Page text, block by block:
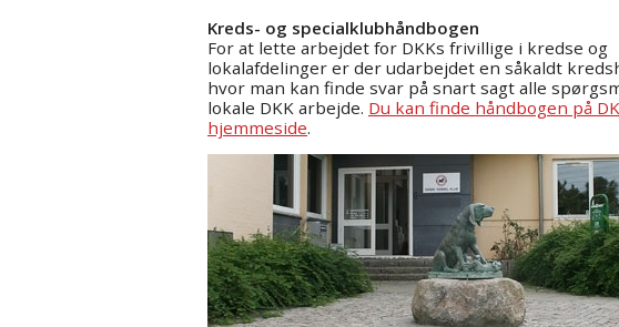
Kreds- og specialklubhåndbogen
For at lette arbejdet for DKKs frivillige i kredse og
lokalafdelinger er der udarbejdet en såkaldt
hvor man kan finde svar på snart sagt alle
lokale DKK arbejde. Du kan finde håndbogen på
hjemmeside.